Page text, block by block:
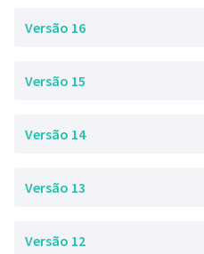
Versão 16
Versão 15
Versão 14
Versão 13
Versão 12